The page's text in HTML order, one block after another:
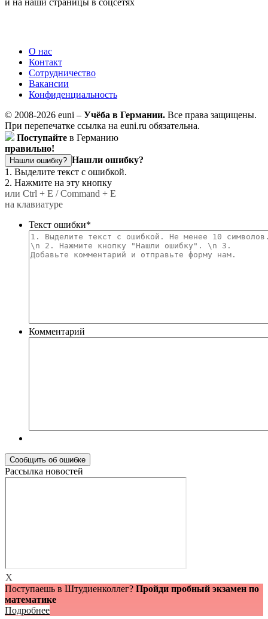
и на наши страницы в соцсетях
О нас
Контакт
Сотрудничество
Вакансии
Конфиденциальность
© 2008-2026 euni – Учёба в Германии. Все права защищены.
При перепечатке ссылка на euni.ru обязательна.
Поступайте в Германию
правильно!
Нашли ошибку? Нашли ошибку?
1. Выделите текст с ошибкой.
2. Нажмите на эту кнопку
или Ctrl + E / Command + E
на клавиатуре
Текст ошибки*
Комментарий
Рассылка новостей
X
Поступаешь в Штудиенколлег? Пройди пробный экзамен по
математике
Подробнее